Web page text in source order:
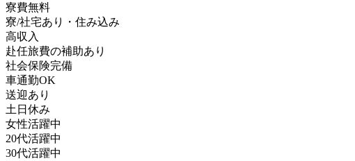
寮費無料
寮/社宅あり・住み込み
高収入
赴任旅費の補助あり
社会保険完備
車通勤OK
送迎あり
土日休み
女性活躍中
20代活躍中
30代活躍中